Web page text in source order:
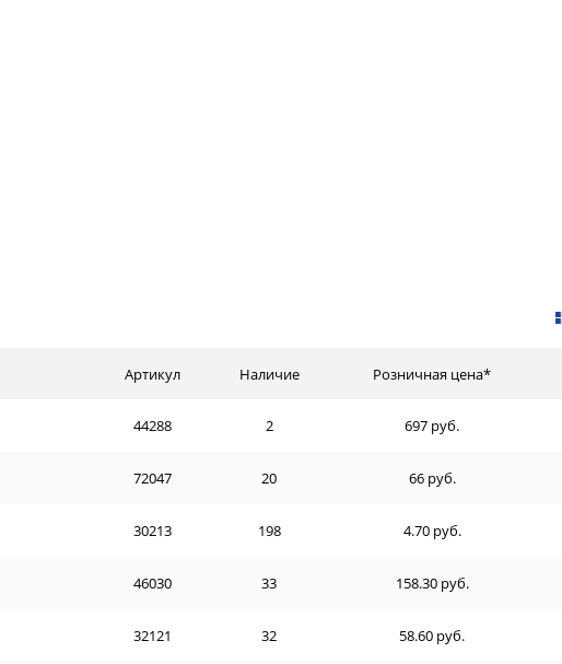
Артикул Наличие Розничная цена*
44288 2 697 руб.
72047 20 66 руб.
30213 198 4.70 руб.
46030 33 158.30 руб.
32121 32 58.60 руб.